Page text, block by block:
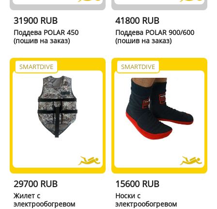
31900 RUB
Поддева POLAR 450
(пошив на заказ)
41800 RUB
Поддева POLAR 900/600
(пошив на заказ)
SMARTDIVE
29700 RUB
Жилет с
электрообогревом
SMARTDIVE
15600 RUB
Носки с
электрообогревом